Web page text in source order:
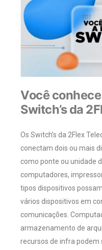
Você
Switch’s da
Os Switch’s da 2Flex
conectam dois ou mais
como ponte ou unidade
computadores,
tipos dispositivos
vários dispositivos em
comunicações.
armazenamento de
recursos de infra podem